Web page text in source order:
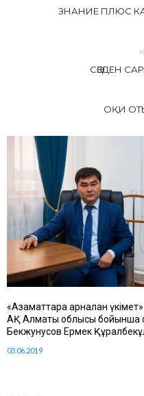
ЗНАНИЕ ПЛЮС
СӨЗДЕН
ОҚИ
«Азаматтарға арналған
АҚ Алматы облысы бойынша
Бекжунусов Ермек
03.06.2019